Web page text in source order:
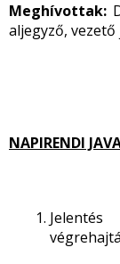
Meghívottak:
aljegyző,
NAPIRENDI